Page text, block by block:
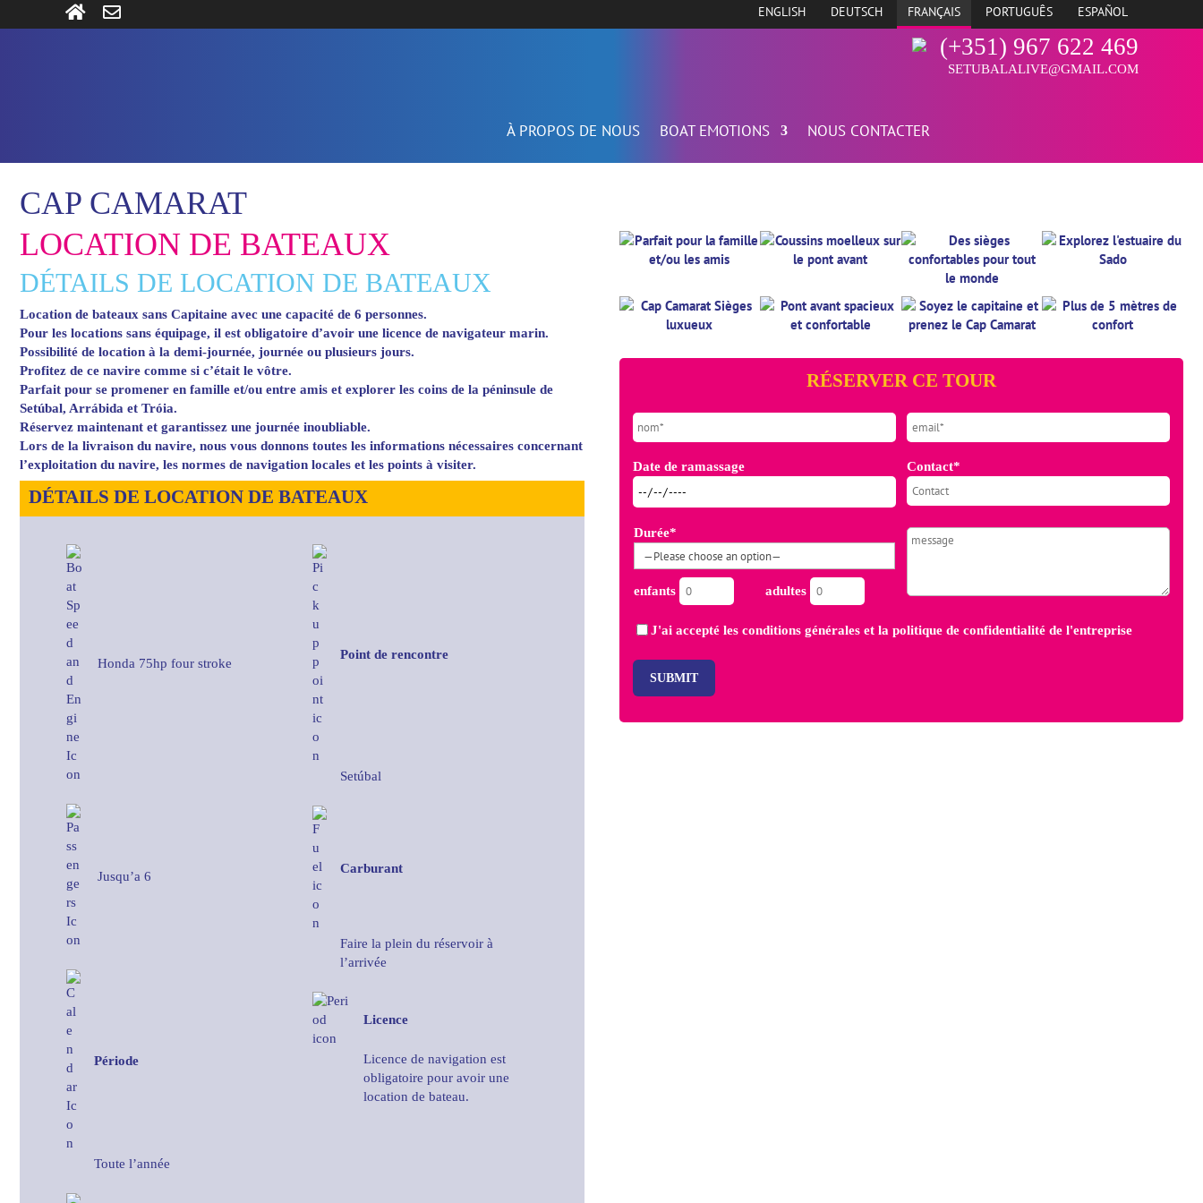
ENGLISH DEUTSCH FRANÇAIS PORTUGUÊS ESPAÑOL
(+351) 967 622 469
SETUBALALIVE@GMAIL.COM
À PROPOS DE NOUS BOAT EMOTIONS NOUS CONTACTER
CAP CAMARAT
LOCATION DE BATEAUX
DÉTAILS DE LOCATION DE BATEAUX
Location de bateaux sans Capitaine avec une capacité de 6 personnes.
Pour les locations sans équipage, il est obligatoire d’avoir une licence de navigateur marin.
Possibilité de location à la demi-journée, journée ou plusieurs jours.
Profitez de ce navire comme si c’était le vôtre.
Parfait pour se promener en famille et/ou entre amis et explorer les coins de la péninsule de
Setúbal, Arrábida et Tróia.
Réservez maintenant et garantissez une journée inoubliable.
Lors de la livraison du navire, nous vous donnons toutes les informations nécessaires concernant
l’exploitation du navire, les normes de navigation locales et les points à visiter.
DÉTAILS DE LOCATION DE BATEAUX
Honda 75hp four stroke
Jusqu’a 6
Période
Toute l’année
Point de rencontre
Setúbal
Carburant
Faire la plein du réservoir à
l’arrivée
Licence
Licence de navigation est
obligatoire pour avoir une
location de bateau.
RÉSERVER CE TOUR
Date de ramassage Contact*
Durée*
enfants adultes
J'ai accepté les conditions généraleset la politique de confidentialitéde l'entreprise
SUBMIT